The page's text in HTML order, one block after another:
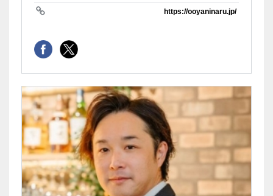
https://ooyaninaru.jp/